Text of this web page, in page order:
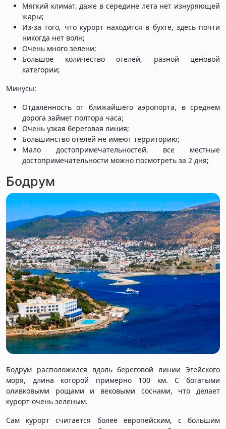
Мягкий климат, даже в середине лета нет изнуряющей
жары;
Из-за того, что курорт находится в бухте, здесь почти
никогда нет волн;
Очень много зелени;
Большое количество отелей, разной ценовой
категории;
Минусы:
Отдаленность от ближайшего аэропорта, в среднем
дорога займет полтора часа;
Очень узкая береговая линия;
Большинство отелей не имеют территорию;
Мало достопримечательностей, все местные
достопримечательности можно посмотреть за 2 дня;
Бодрум
Бодрум расположился вдоль береговой линии Эгейского
моря, длина которой примерно 100 км. С богатыми
оливковыми рощами и вековыми соснами, что делает
курорт очень зеленым.
Сам курорт считается более европейским, с большим